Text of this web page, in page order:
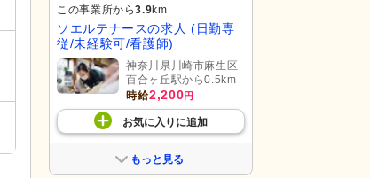
この事業所から3.9km
ソエルテナースの求人 (日勤専
従/未経験可/看護師)
神奈川県川崎市麻生区
百合ヶ丘駅から0.5km
時給2,200円
お気に入り に追加
もっと見る